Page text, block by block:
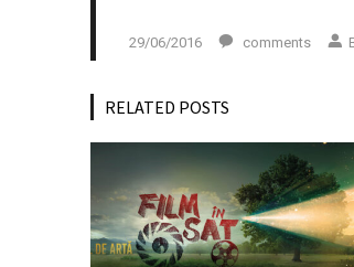
29/06/2016 comments
RELATED POSTS